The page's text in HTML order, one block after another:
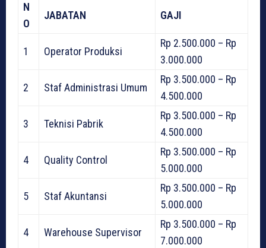
N
O
JABATAN GAJI
1 Operator Produksi
Rp 2.500.000 – Rp
3.000.000
2 Staf Administrasi Umum
Rp 3.500.000 – Rp
4.500.000
3 Teknisi Pabrik
Rp 3.500.000 – Rp
4.500.000
4 Quality Control
Rp 3.500.000 – Rp
5.000.000
5 Staf Akuntansi
Rp 3.500.000 – Rp
5.000.000
4 Warehouse Supervisor
Rp 3.500.000 – Rp
7.000.000